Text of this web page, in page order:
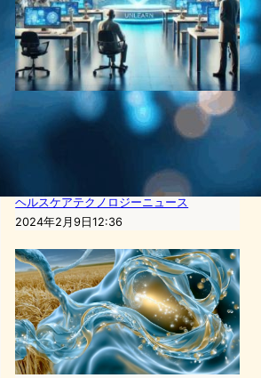
デジタルツイン技術で臨床試
験革新、Unlearnが5000万ド
ル調達、総額1億3000万ドル
｜
ヘルスケアテクノロジーニュース
2024年2月9日12:36